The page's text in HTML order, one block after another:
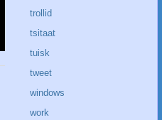
trollid
tsitaat
tuisk
tweet
windows
work